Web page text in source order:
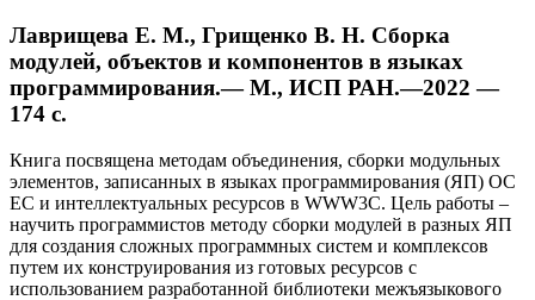
Лаврищева Е. М., Грищенко В. Н. Сборка
модулей, объектов и компонентов в языках
программирования.— М., ИСП РАН.—2022 —
174 с.
Книга посвящена методам объединения, сборки модульных
элементов, записанных в языках программирования (ЯП) ОС
ЕС и интеллектуальных ресурсов в WWW3C. Цель работы –
научить программистов методу сборки модулей в разных ЯП
для создания сложных программных систем и комплексов
путем их конструирования из готовых ресурсов с
использованием разработанной библиотеки межъязыкового